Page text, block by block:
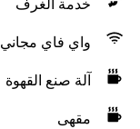
واي فاي مجاني
آلة صنع القهوة
مقهى